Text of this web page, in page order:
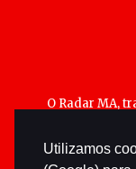
Utilizamos
O Radar MA,
maranhenses;